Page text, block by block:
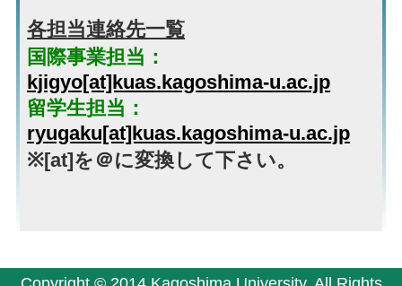
各担当連絡先一覧
国際事業担当：
kjigyo[at]kuas.kagoshima-u.ac.jp
留学生担当：
ryugaku[at]kuas.kagoshima-u.ac.jp
※[at]を＠に変換して下さい。